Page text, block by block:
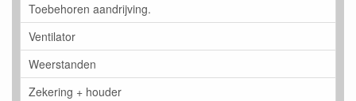
Toebehoren aandrijving.
Ventilator
Weerstanden
Zekering + houder